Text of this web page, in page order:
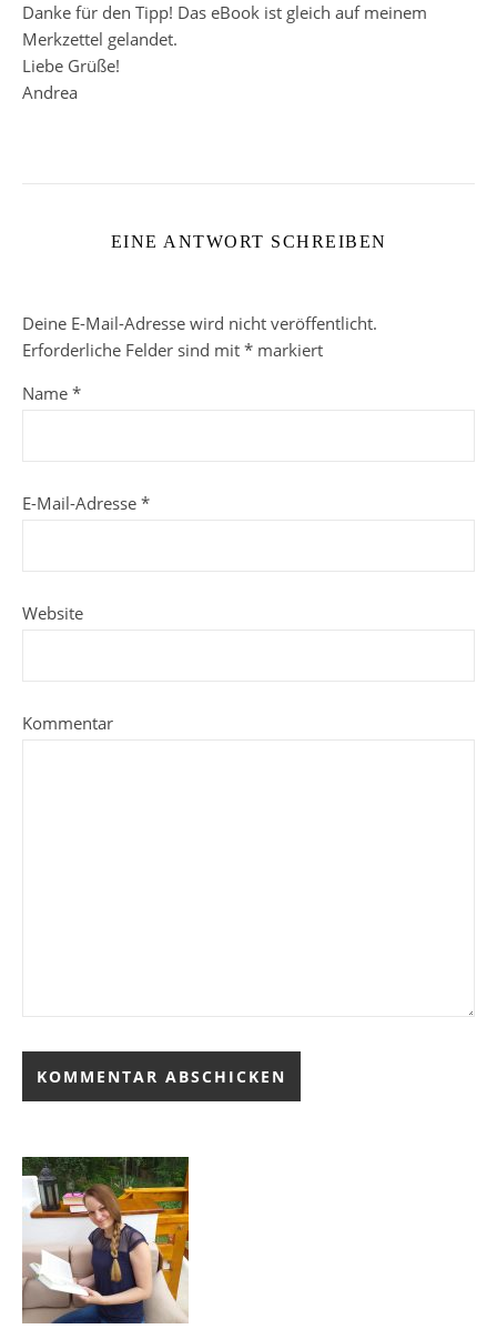
Danke für den Tipp! Das eBook ist gleich auf meinem
Merkzettel gelandet.
Liebe Grüße!
Andrea
EINE ANTWORT SCHREIBEN
Deine E-Mail-Adresse wird nicht veröffentlicht.
Erforderliche Felder sind mit * markiert
Name *
E-Mail-Adresse *
Website
Kommentar